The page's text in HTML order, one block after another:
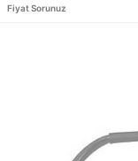
Fiyat Sorunuz